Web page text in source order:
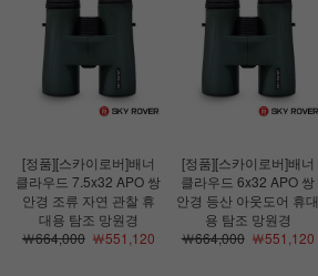
[정품][스카이로버]배너
클라우드 7.5x32 APO 쌍
안경 조류 자연 관찰 휴
대용 탐조 망원경
￦664,000￦551,120
[정품][스카이로버]배너
클라우드 6x32 APO 쌍
안경 등산 아웃도어 휴대
용 탐조 망원경
￦664,000￦551,120